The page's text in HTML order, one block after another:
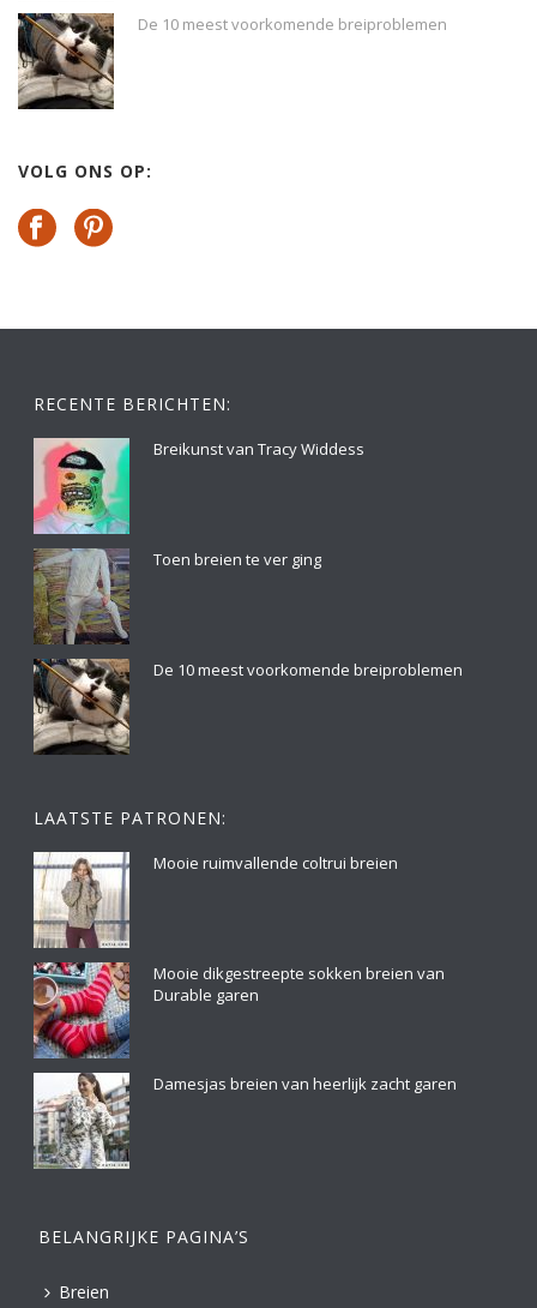
De 10 meest voorkomende breiproblemen
VOLG ONS OP:
RECENTE BERICHTEN:
Breikunst van Tracy Widdess
Toen breien te ver ging
De 10 meest voorkomende breiproblemen
LAATSTE PATRONEN:
Mooie ruimvallende coltrui breien
Mooie dikgestreepte sokken breien van
Durable garen
Damesjas breien van heerlijk zacht garen
BELANGRIJKE PAGINA’S
Breien